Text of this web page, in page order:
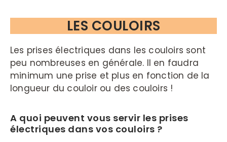
LES COULOIRS
Les prises électriques dans les couloirs sont
peu nombreuses en générale. Il en faudra
minimum une prise et plus en fonction de la
longueur du couloir ou des couloirs !
A quoi peuvent vous servir les prises
électriques dans vos couloirs ?